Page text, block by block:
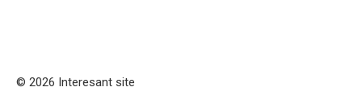
© 2026 Interesant site